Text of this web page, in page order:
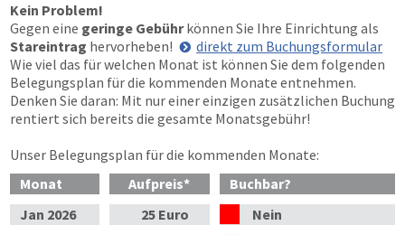
Kein Problem!
Gegen eine geringe Gebührkönnen Sie Ihre Einrichtung als
Stareintrag hervorheben!
direkt zum Buchungsformular
Wie viel das für welchen Monat ist können Sie dem folgenden
Belegungsplan für die kommenden Monate entnehmen.
Denken Sie daran: Mit nur einer einzigen zusätzlichen Buchung
rentiert sich bereits die gesamte Monatsgebühr!
Unser Belegungsplan für die kommenden Monate:
Monat
Aufpreis*
Buchbar?
Jan 2026 25 Euro
Nein